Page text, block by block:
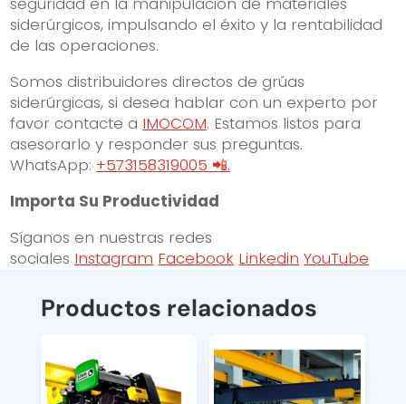
siderúrgicos, impulsando el éxito y la rentabilidad
de las operaciones.
Somos distribuidores directos de grúas
siderúrgicas, si desea hablar con un experto por
favor contacte a IMOCOM. Estamos listos para
asesorarlo y responder sus preguntas.
WhatsApp: +573158319005 📲.
Importa Su Productividad
Síganos en nuestras redes
sociales Instagram Facebook Linkedin YouTube
Productos relacionados